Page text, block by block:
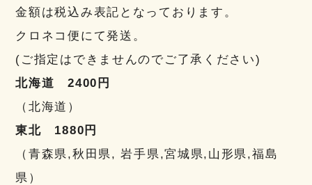
金額は税込み表記となっております。
クロネコ便にて発送。
(ご指定はできませんのでご了承ください)
北海道 2400円
（北海道）
東北 1880円
（青森県,秋田県, 岩手県,宮城県,山形県,福島
県）